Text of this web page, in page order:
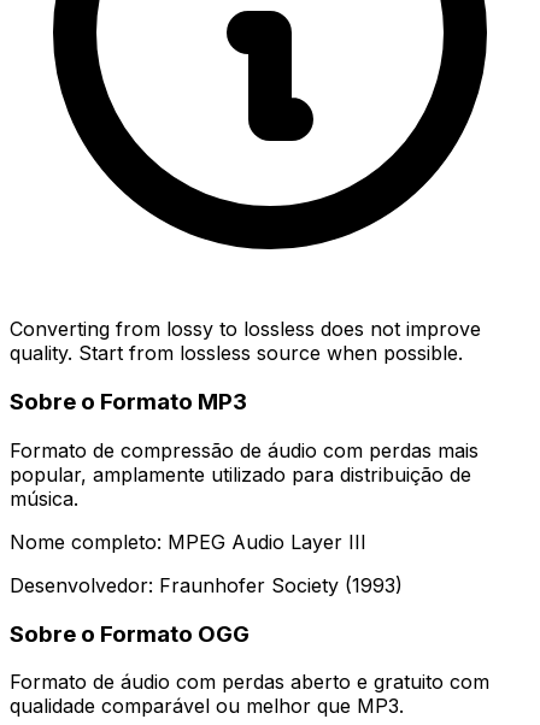
Converting from lossy to lossless does not improve
quality. Start from lossless source when possible.
Sobre o Formato MP3
Formato de compressão de áudio com perdas mais
popular, amplamente utilizado para distribuição de
música.
Nome completo: MPEG Audio Layer III
Desenvolvedor: Fraunhofer Society (1993)
Sobre o Formato OGG
Formato de áudio com perdas aberto e gratuito com
qualidade comparável ou melhor que MP3.